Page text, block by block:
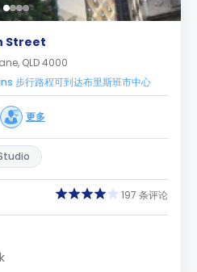
Street
QLD 4000
步行路程可到达布里斯班市中心
更多
197 条评论